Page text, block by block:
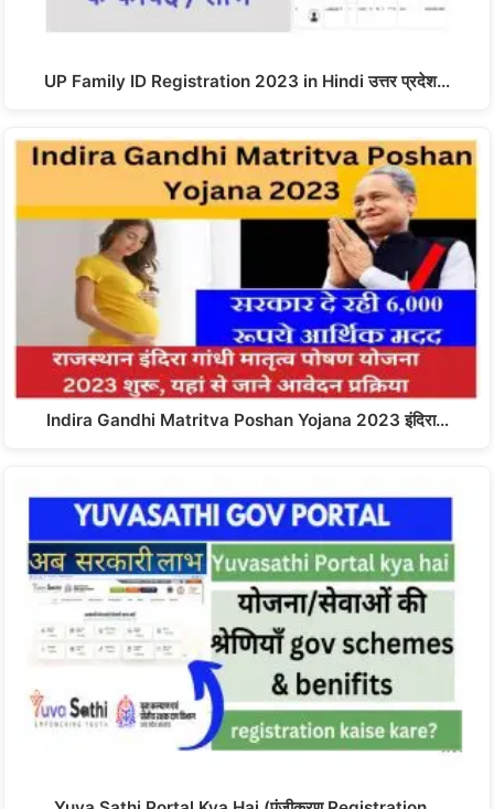
UP Family ID Registration 2023 in Hindi उत्तर प्रदेश…
Indira Gandhi Matritva Poshan Yojana 2023 इंदिरा…